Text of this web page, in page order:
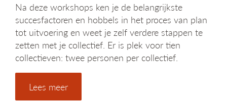
Na deze workshops ken je de belangrijkste
succesfactoren en hobbels in het proces van plan
tot uitvoering en weet je zelf verdere stappen te
zetten met je collectief. Er is plek voor tien
collectieven: twee personen per collectief.
Lees meer